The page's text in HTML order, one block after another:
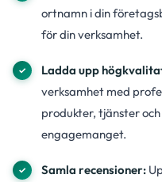
ortnamn i din
för din verksamhet.
Ladda upp
verksamhet med
produkter, tjänster
engagemanget.
Samla recensioner: